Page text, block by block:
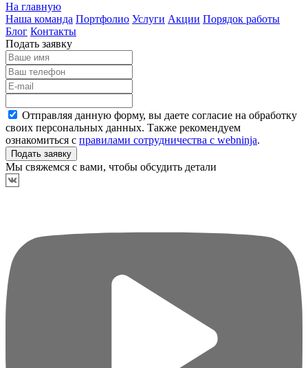
На главную
Наша команда Портфолио Услуги Акции Порядок работы
Блог Контакты
Подать заявку
Отправляя данную форму, вы даете согласие на обработку
своих персональных данных. Также рекомендуем
ознакомиться с правилами сотрудничества с webninja.
Подать заявку
Мы свяжемся с вами, чтобы обсудить детали